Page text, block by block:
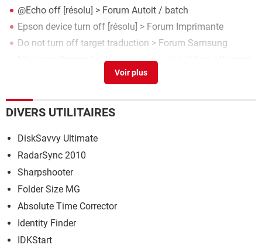
@Echo off [résolu] > Forum Autoit / batch
Epson device turn off [résolu] > Forum Imprimante
Do not turn off target traduction > Forum Samsung
Message d'erreur ? " downloading... do not turn off target
Forum Samsung
DIVERS UTILITAIRES
DiskSavvy Ultimate
RadarSync 2010
Sharpshooter
Folder Size MG
Absolute Time Corrector
Identity Finder
IDKStart